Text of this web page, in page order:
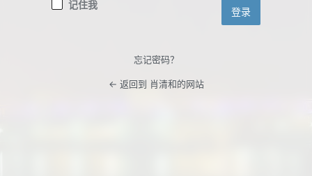
记住我
忘记密码？
← 返回到 肖清和的网站